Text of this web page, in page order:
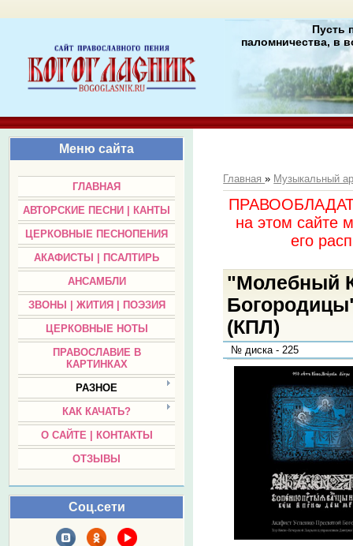
Пусть
паломничества, в
Меню сайта
ГЛАВНАЯ
АВТОРСКИЕ ПЕСНИ | КАНТЫ
ЦЕРКОВНЫЕ ПЕСНОПЕНИЯ
АКАФИСТЫ | ПСАЛТИРЬ
АНСАМБЛИ
ЗВОНЫ | ЖИТИЯ | ПОЭЗИЯ
ЦЕРКОВНЫЕ НОТЫ
ПРАВОСЛАВИЕ В
КАРТИНКАХ
РАЗНОЕ
КАК КАЧАТЬ?
О САЙТЕ | КОНТАКТЫ
ОТЗЫВЫ
Соц.сети
Главная» Музыкальный
на этом сайте
его
"Молебный
(КПЛ)
№ диска - 225